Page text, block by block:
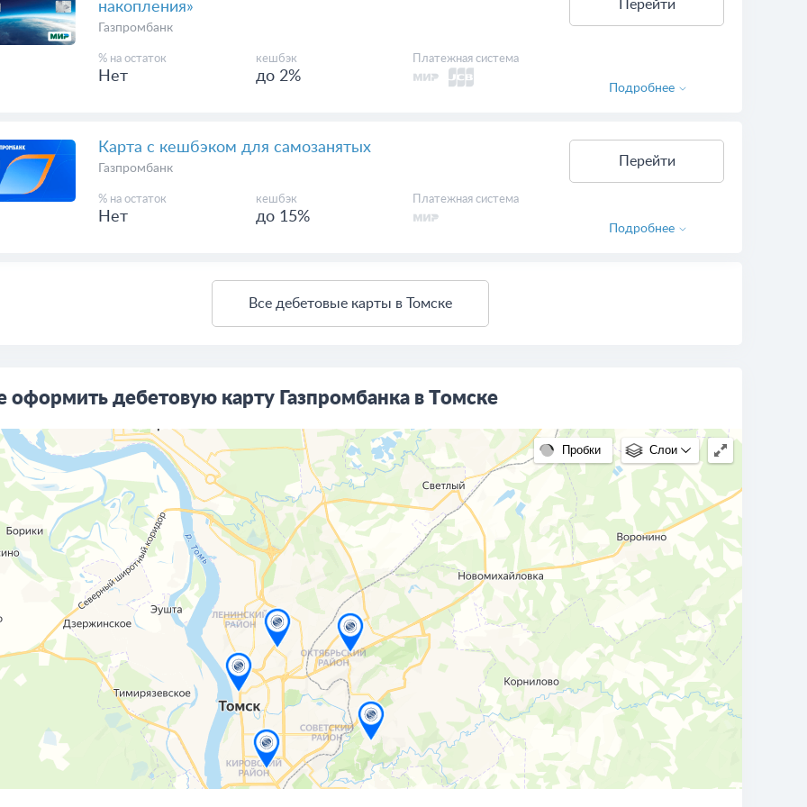
накопления»
Газпромбанк
% на остаток
Нет
кешбэк
до 2%
Платежная система
Перейти
Подробнее
Карта с кешбэком для самозанятых
Газпромбанк
% на остаток
Нет
кешбэк
до 15%
Платежная система
Перейти
Подробнее
Все дебетовые карты в Томске
оформить дебетовую карту Газпромбанка в Томске
Пробки Слои